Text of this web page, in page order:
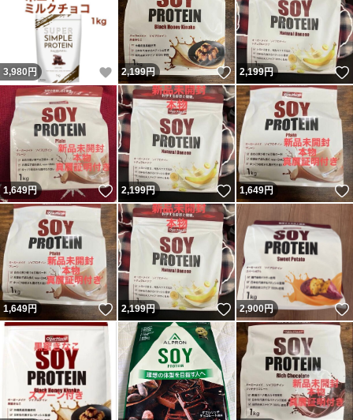
3,980 円 いいね！
2,199円 いいね！
2,199円
1,649円 いいね！
2,199円 いいね！
1,649円
1,649円 いいね！
2,199円 いいね！
2,900円